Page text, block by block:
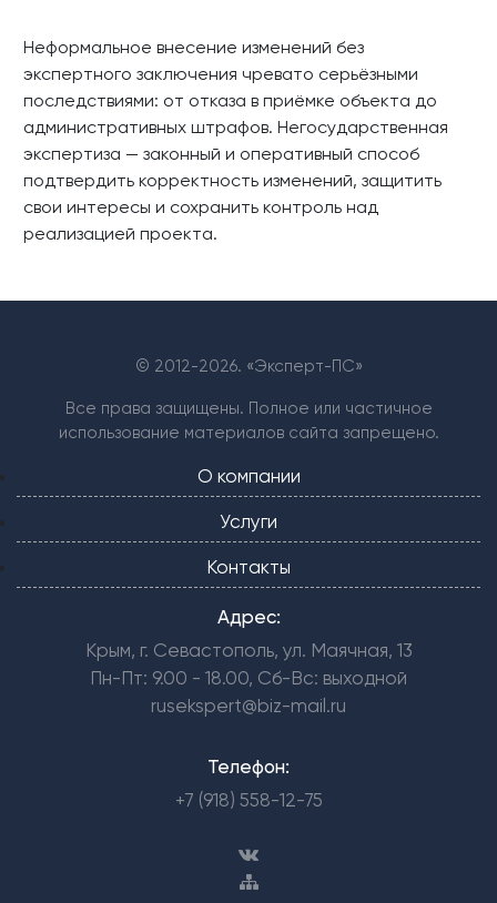
Неформальное внесение изменений без
экспертного заключения чревато серьёзными
последствиями: от отказа в приёмке объекта до
административных штрафов. Негосударственная
экспертиза — законный и оперативный способ
подтвердить корректность изменений, защитить
свои интересы и сохранить контроль над
реализацией проекта.
© 2012-2026. «Эксперт-ПС»
Все права защищены. Полное или частичное
использование материалов сайта запрещено.
О компании
Услуги
Контакты
Адрес:
Крым, г. Севастополь, ул. Маячная, 13
Пн-Пт: 9.00 - 18.00, Сб-Вс: выходной
rusekspert@biz-mail.ru
Телефон:
+7 (918) 558-12-75